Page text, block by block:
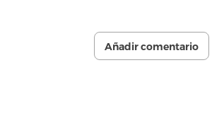
Añadir comentario